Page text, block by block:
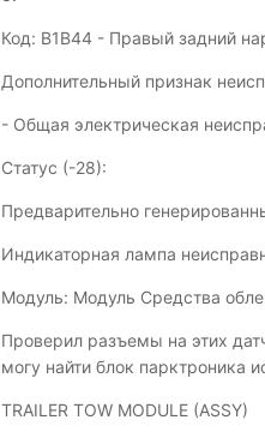
Код: B1B44 - Правый задний
Дополнительный признак
- Общая электрическая
Статус (-28):
Предварительно
Индикаторная лампа
Модуль: Модуль Средства
Проверил разъемы на этих
могу найти блок парктроника
TRAILER TOW MODULE (ASSY)